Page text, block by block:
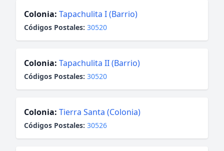
Colonia: Tapachulita I (Barrio)
Códigos Postales: 30520
Colonia: Tapachulita II (Barrio)
Códigos Postales: 30520
Colonia: Tierra Santa (Colonia)
Códigos Postales: 30526